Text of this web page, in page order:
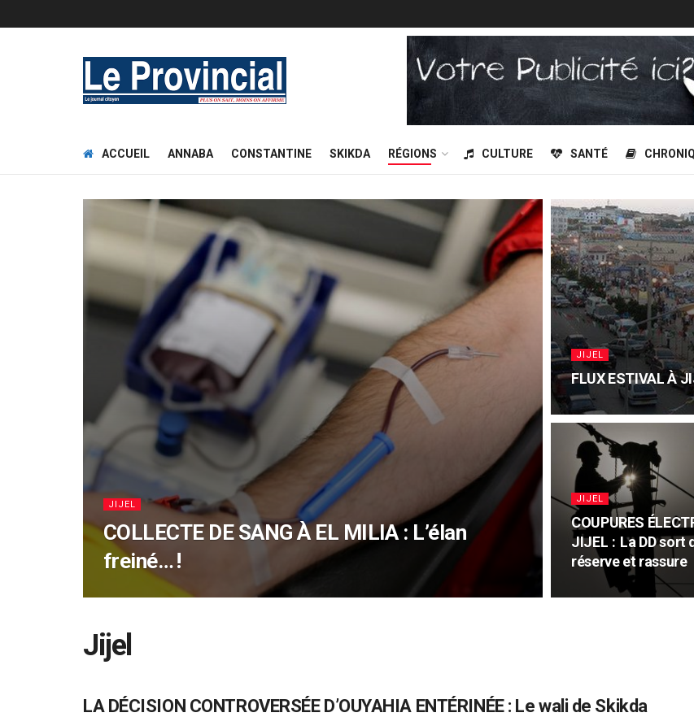
ACCUEIL ANNABA CONSTANTINE SKIKDA RÉGIONS CULTURE SANTÉ
JIJEL
COLLECTE DE SANG À EL MILIA : L’élan
freiné… !
JIJEL
FLUX ESTIVAL À
JIJEL
COUPURES
JIJEL : La DD sort
réserve et rassure
Jijel
JIJEL
LA DÉCISION CONTROVERSÉE D’OUYAHIA ENTÉRINÉE : Le wali de Skikda